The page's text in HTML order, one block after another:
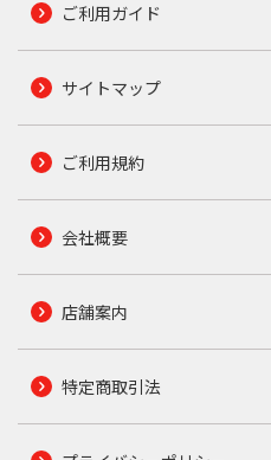
ご利用ガイド
サイトマップ
ご利用規約
会社概要
店舗案内
特定商取引法